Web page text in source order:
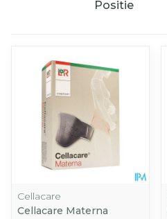
Sorteer op:
Cellacare
Cellacare Materna